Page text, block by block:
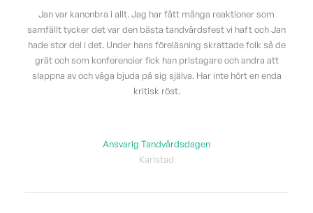
Jan var kanonbra i allt. Jag har fått många reaktioner som
samfällt tycker det var den bästa tandvårdsfest vi haft och Jan
hade stor del i det. Under hans föreläsning skrattade folk så de
grät och som konferencier fick han pristagare och andra att
slappna av och våga bjuda på sig själva. Har inte hört en enda
kritisk röst.
Ansvarig Tandvårdsdagen
Karlstad